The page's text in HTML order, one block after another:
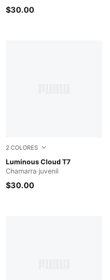
$30.00
2 COLORES
Luminous Cloud T7
PUMA BLACK
Chamarra juvenil
$30.00